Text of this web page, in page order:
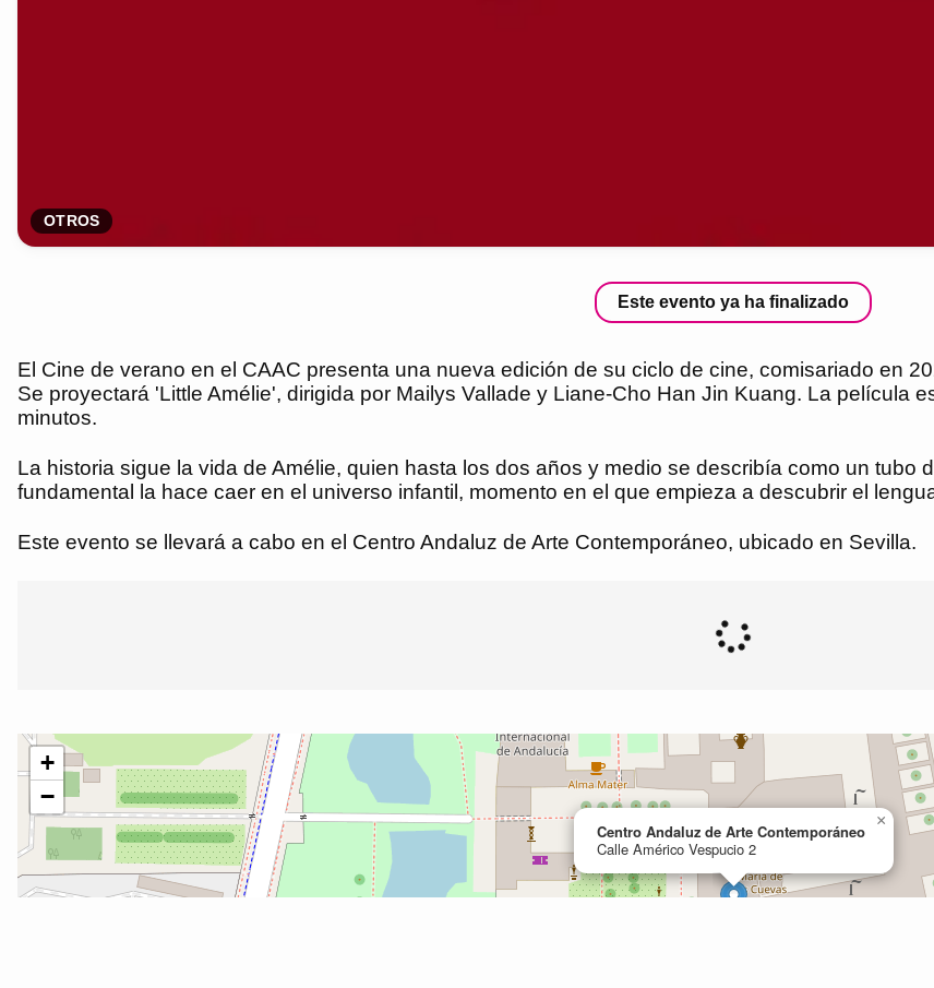
OTROS
Este evento ya ha finalizado
El Cine de verano en el CAAC presenta una nueva edición de su ciclo de cine, comisariado en
Se proyectará 'Little Amélie', dirigida por Mailys Vallade y Liane-Cho Han Jin Kuang. La película
minutos.
La historia sigue la vida de Amélie, quien hasta los dos años y medio se describía como un tubo
fundamental la hace caer en el universo infantil, momento en el que empieza a descubrir el
Este evento se llevará a cabo en el Centro Andaluz de Arte Contemporáneo, ubicado en Sevilla.